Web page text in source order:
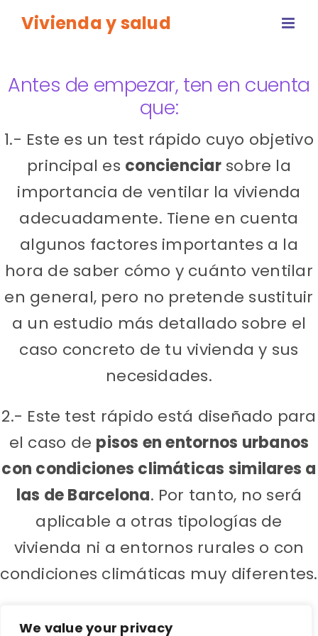
We value your privacy
Vivienda y salud
Antes de empezar, ten en cuenta
que:
1.- Este es un test rápido cuyo objetivo
principal es concienciarsobre la
importancia de ventilar la vivienda
adecuadamente. Tiene en cuenta
algunos factores importantes a la
hora de saber cómo y cuánto ventilar
en general, pero no pretende sustituir
a un estudio más detallado sobre el
caso concreto de tu vivienda y sus
necesidades.
2.- Este test rápido está diseñado para
el caso de pisos en entornos urbanos
con condiciones climáticas similares a
las de Barcelona. Por tanto, no será
aplicable a otras tipologías de
vivienda ni a entornos rurales o con
condiciones climáticas muy diferentes.
EMPEZAR TEST